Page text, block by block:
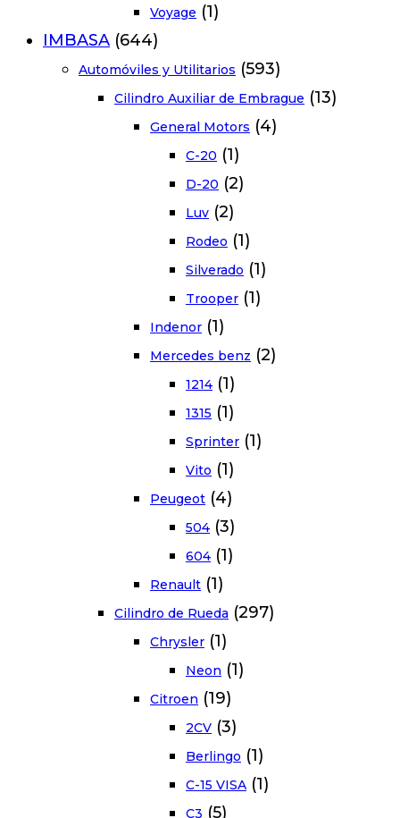
Voyage (1)
IMBASA (644)
Automóviles y Utilitarios (593)
Cilindro Auxiliar de Embrague (13)
General Motors (4)
C-20 (1)
D-20 (2)
Luv (2)
Rodeo (1)
Silverado (1)
Trooper (1)
Indenor (1)
Mercedes benz (2)
1214 (1)
1315 (1)
Sprinter (1)
Vito (1)
Peugeot (4)
504 (3)
604 (1)
Renault (1)
Cilindro de Rueda (297)
Chrysler (1)
Neon (1)
Citroen (19)
2CV (3)
Berlingo (1)
C-15 VISA (1)
C3 (5)